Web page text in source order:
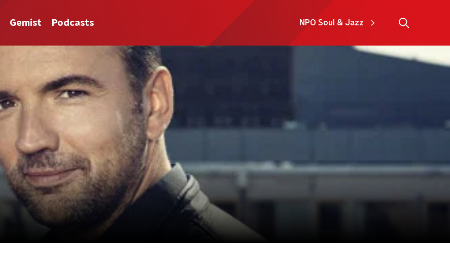
Gemist Podcasts NPO Soul & Jazz